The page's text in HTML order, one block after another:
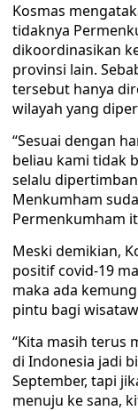
Kosmas
tidaknya
dikoordinasikan
provinsi lain.
tersebut hanya
wilayah yang
“Sesuai dengan
beliau kami tidak
selalu
Menkumham
Permenkumham
Meski demikian,
positif covid-19
maka ada
pintu bagi
“Kita masih terus
di Indonesia jadi
September, tapi
menuju ke sana,